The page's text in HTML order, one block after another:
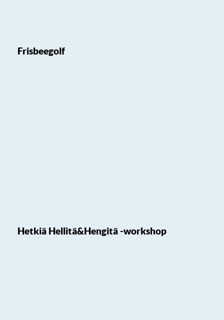
Frisbeegolf
Hetkiä Hellitä&Hengitä -workshop